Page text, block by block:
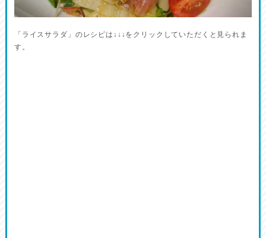
「ライスサラダ」のレシピは↓↓↓をクリックしていただくと見られま
す。